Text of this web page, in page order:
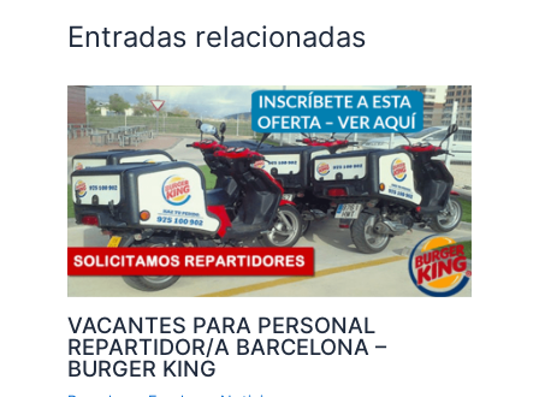
Entradas relacionadas
VACANTES PARA PERSONAL
REPARTIDOR/A BARCELONA –
BURGER KING